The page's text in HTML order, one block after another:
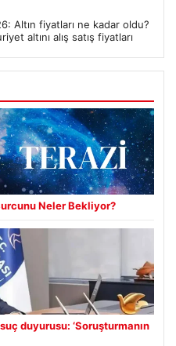
Altın fiyatları ne kadar oldu?
altını alış satış fiyatları
Neler Bekliyor?
duyurusu: ‘Soruşturmanın